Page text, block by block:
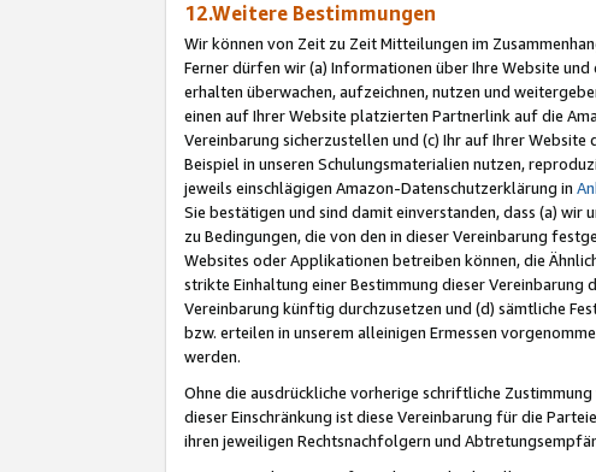
12.Weitere Bestimmungen
Wir können von Zeit zu Zeit Mitteilungen im
Ferner dürfen wir (a) Informationen über Ihre Website
erhalten überwachen, aufzeichnen, nutzen und
einen auf Ihrer Website platzierten Partnerlink auf die
Vereinbarung sicherzustellen und (c) Ihr auf Ihrer
Beispiel in unseren Schulungsmaterialien nutzen,
jeweils einschlägigen Amazon-Datenschutzerklärung in
Sie bestätigen und sind damit einverstanden, dass (a)
zu Bedingungen, die von den in dieser Vereinbarung
Websites oder Applikationen betreiben können, die
strikte Einhaltung einer Bestimmung dieser
Vereinbarung künftig durchzusetzen und (d) sämtliche
bzw. erteilen in unserem alleinigen Ermessen
werden.
Ohne die ausdrückliche vorherige schriftliche
dieser Einschränkung ist diese Vereinbarung für die
ihren jeweiligen Rechtsnachfolgern und